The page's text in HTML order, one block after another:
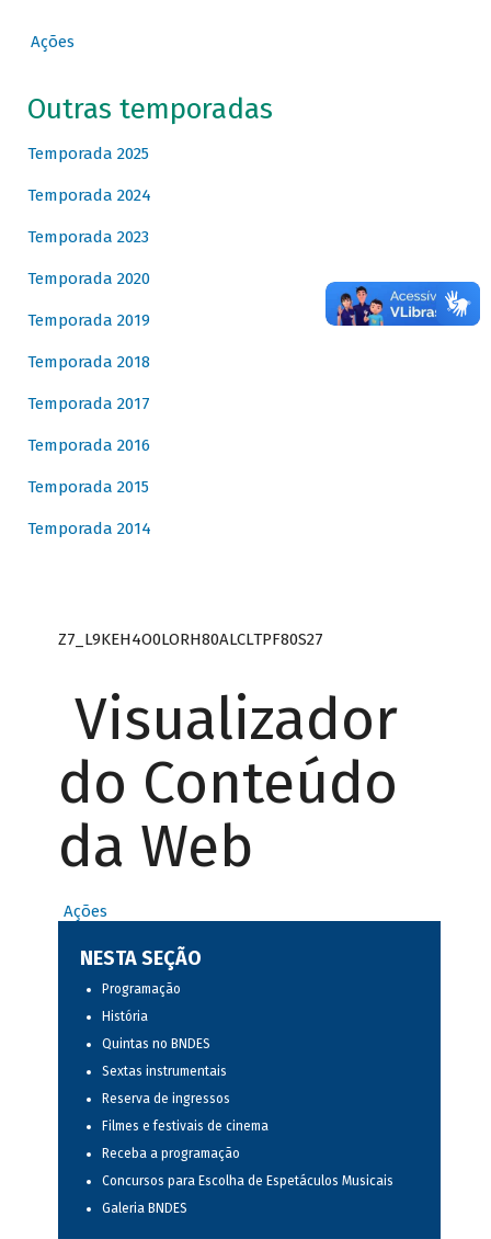
Ações
Outras temporadas
Temporada 2025
Temporada 2024
Temporada 2023
Temporada 2020
Temporada 2019
Temporada 2018
Temporada 2017
Temporada 2016
Temporada 2015
Temporada 2014
Z7_L9KEH4O0LORH80ALCLTPF80S27
Visualizador
do Conteúdo
da Web
Ações
NESTA SEÇÃO
Programação
História
Quintas no BNDES
Sextas instrumentais
Reserva de ingressos
Filmes e festivais de cinema
Receba a programação
Concursos para Escolha de Espetáculos Musicais
Galeria BNDES